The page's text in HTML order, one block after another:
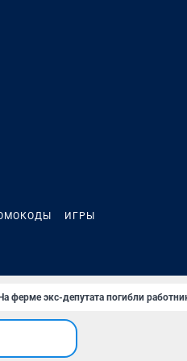
ИГРЫ
ферме экс-депутата погибли